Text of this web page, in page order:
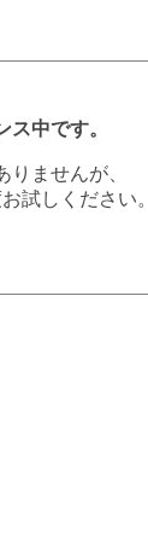
中です。
りませんが、
試しください。